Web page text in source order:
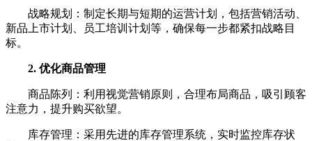
战略规划：制定长期与短期的运营计划，包括营销活动、
新品上市计划、员工培训计划等，确保每一步都紧扣战略目
标。
2. 优化商品管理
商品陈列：利用视觉营销原则，合理布局商品，吸引顾客
注意力，提升购买欲望。
库存管理：采用先进的库存管理系统，实时监控库存状